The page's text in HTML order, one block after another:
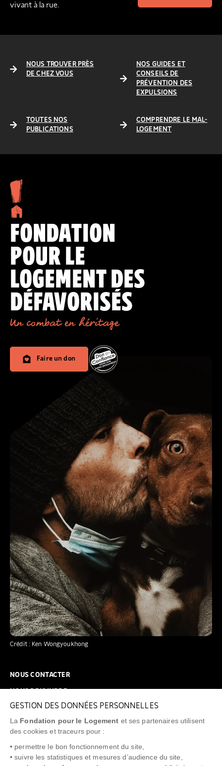
GESTION DES DONNÉES PERSONNELLES
La Fondation pour le Logement et ses partenaires utilisent
des cookies et traceurs pour :
• permettre le bon fonctionnement du site,
• suivre les statistiques et mesures d’audience du site,
vivant à la rue.
NOUS TROUVER PRÈS
DE CHEZ VOUS
NOS GUIDES ET
CONSEILS DE
PRÉVENTION DES
EXPULSIONS
TOUTES NOS
PUBLICATIONS
COMPRENDRE LE MAL-
LOGEMENT
Crédit : Ken Wongyoukhong
FONDATION
POUR LE
LOGEMENT DES
DÉFAVORISÉS
Un combat en héritage
Faire un don
NOUS CONTACTER
FAQ
NEWSLETTER